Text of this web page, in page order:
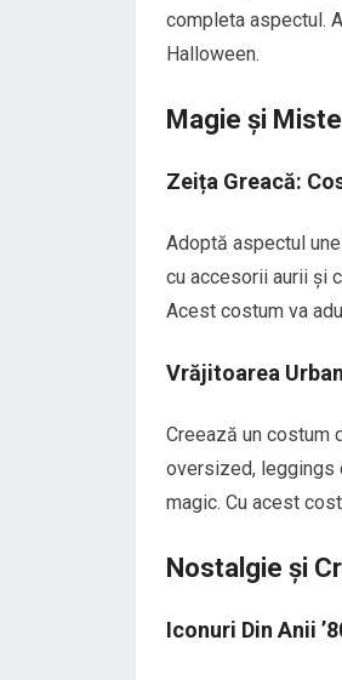
completa aspectul.
Halloween.
Magie și
Zeița Greacă:
Adoptă aspectul
cu accesorii aurii și
Acest costum va
Vrăjitoarea
Creează un costum
oversized, leggings
magic. Cu acest
Nostalgie și
Iconuri Din Anii